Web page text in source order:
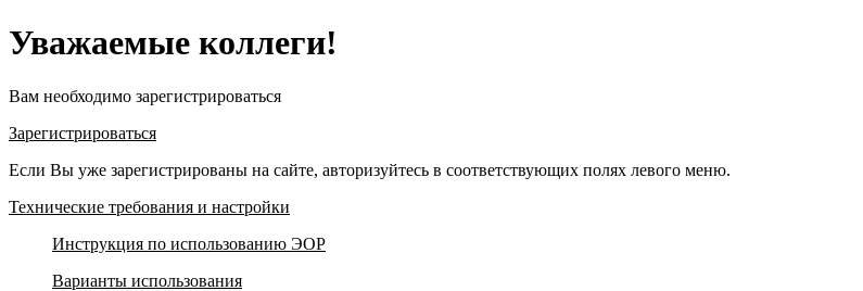
Уважаемые коллеги!
Вам необходимо зарегистрироваться
Зарегистрироваться
Если Вы уже зарегистрированы на сайте, авторизуйтесь в соответствующих полях левого меню.
Технические требования и настройки
Инструкция по использованию ЭОР
Варианты использования